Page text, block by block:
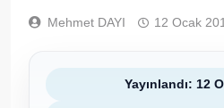
Mehmet DAYI 12 Ocak
Yayınlandı: 12